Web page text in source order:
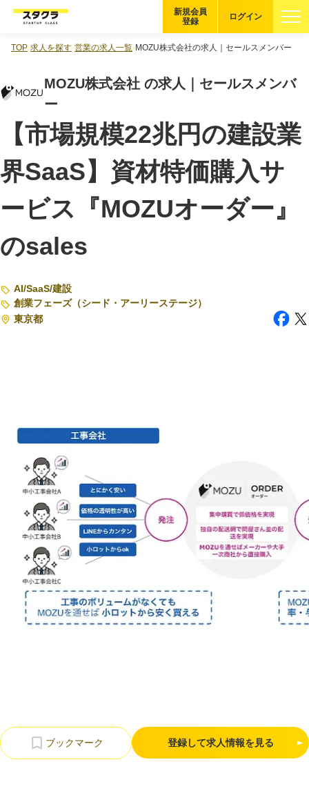
企業を探す
適性診断 無料・5分
スタクラが選ばれる理由
スタートアップ厳選の仕組み
Startup Magazine
大学発スタートアップ
導入事例
法人向け資料ダウンロード
/採用検討企業様へ
ログイン
新規会員
登録
TOP 求人を探す 営業の求人一覧 MOZU株式会社の求人｜セールスメンバー
MOZU株式会社 の求人｜セールスメンバ
ー
【市場規模22兆円の建設業
界SaaS】資材特価購入サ
ービス『MOZUオーダー』
のsales
AI/SaaS/建設
創業フェーズ（シード・アーリーステージ）
東京都
登録して求人情報を見る